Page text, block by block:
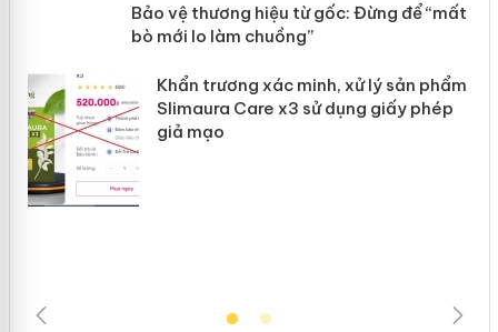
Bảo vệ thương hiệu từ gốc: Đừng để
“mất bò mới lo làm chuồng”